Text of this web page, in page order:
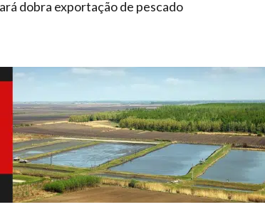
dobra exportação de pescado